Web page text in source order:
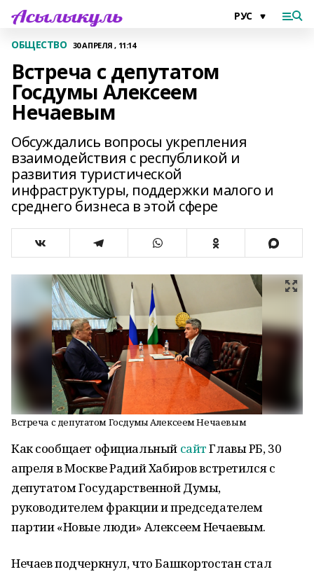
ОБЩЕСТВО 30 АПРЕЛЯ , 11:14
Встреча с депутатом
Госдумы Алексеем
Нечаевым
Обсуждались вопросы укрепления
взаимодействия с республикой и
развития туристической
инфраструктуры, поддержки малого и
среднего бизнеса в этой сфере
Встреча с депутатом Госдумы Алексеем Нечаевым
Как сообщает официальный сайтГлавы РБ, 30
апреля в Москве Радий Хабиров встретился с
депутатом Государственной Думы,
руководителем фракции и председателем
партии «Новые люди» Алексеем Нечаевым.
Нечаев подчеркнул, что Башкортостан стал